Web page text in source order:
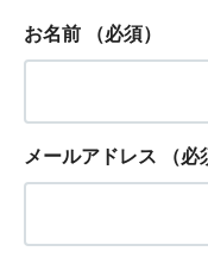
お名前 （必須）
メールアドレス （必